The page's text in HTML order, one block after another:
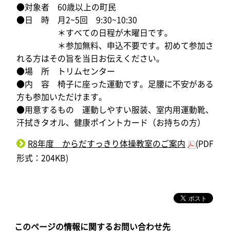
●対象者 60歳以上の町民
●日 時 月2~5回 9:30~10:30
＊すべての日程が木曜日です。
＊参加無料、申込不要です。初めて参加さ
れる方はその旨を当日お伝えください。
●場 所 トリムセンター
●内 容 椅子に座った運動です。足腰に不安がある
方も参加いただけます。
●用意するもの 運動しやすい服装、室内用運動靴、
汗拭きタオル、健康ポイントカード（お持ちの方）
R8年度 からだすっきり体操教室のご案内
(PDF
形式：204KB)
このページの情報に関するお問い合わせ先